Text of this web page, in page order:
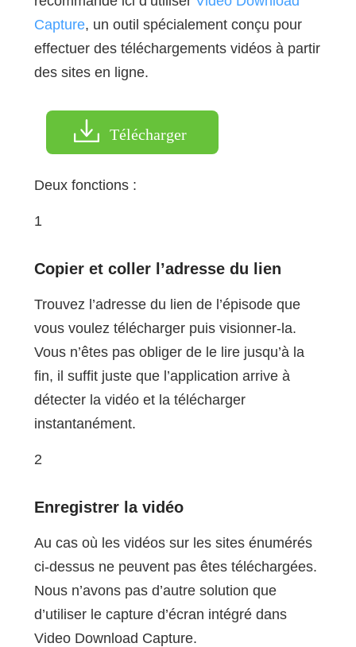
Capture, un outil spécialement conçu pour
effectuer des téléchargements vidéos à partir
des sites en ligne.
Télécharger
Deux fonctions :
1
Copier et coller l’adresse du lien
Trouvez l’adresse du lien de l’épisode que
vous voulez télécharger puis visionner-la.
Vous n’êtes pas obliger de le lire jusqu’à la
fin, il suffit juste que l’application arrive à
détecter la vidéo et la télécharger
instantanément.
2
Enregistrer la vidéo
Au cas où les vidéos sur les sites énumérés
ci-dessus ne peuvent pas êtes téléchargées.
Nous n’avons pas d’autre solution que
d’utiliser le capture d’écran intégré dans
Video Download Capture.